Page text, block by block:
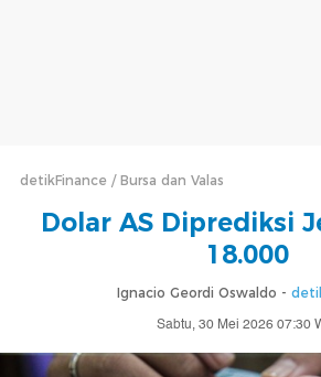
detikFinance Bursa dan Valas
Dolar AS Diprediksi
18.000
Ignacio Geordi Oswaldo -
Sabtu, 30 Mei 2026 07:30